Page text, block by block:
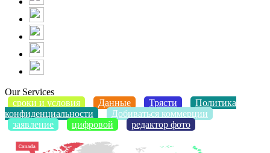
Our Services
сроки и условия
Данные Трясти
Политика
конфиденциальности
Добиваться коммерции
заявление
цифровой редактор фото